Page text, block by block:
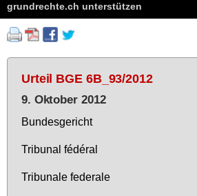
grundrechte.ch unterstützen
Urteil BGE 6B_93/2012
9. Oktober 2012
Bun­des­ge­richt
Tri­bu­nal fédéral
Tri­bu­na­le fe­dera­le